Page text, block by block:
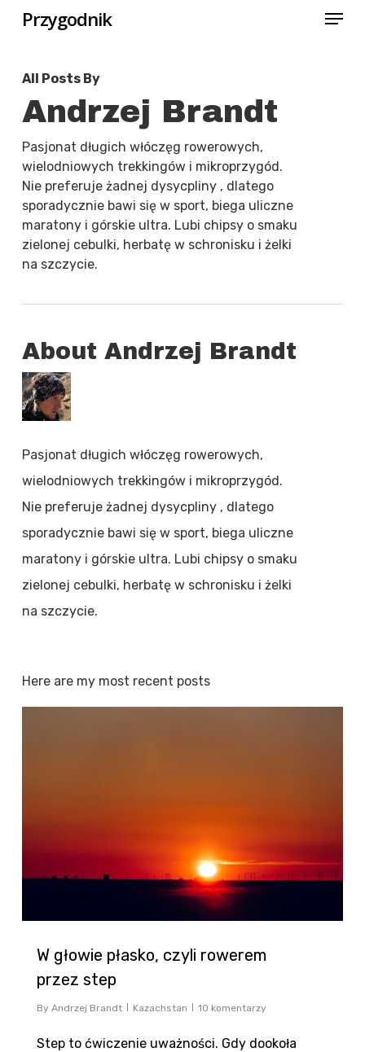
SkipPrzygodnik Menu
All Posts By
Andrzej Brandt
Pasjonat długich włóczęg rowerowych,
wielodniowych trekkingów i mikroprzygód.
Nie preferuje żadnej dysycpliny , dlatego
sporadycznie bawi się w sport, biega uliczne
maratony i górskie ultra. Lubi chipsy o smaku
zielonej cebulki, herbatę w schronisku i żelki
na szczycie.
About Andrzej Brandt
Pasjonat długich włóczęg rowerowych,
wielodniowych trekkingów i mikroprzygód.
Nie preferuje żadnej dysycpliny , dlatego
sporadycznie bawi się w sport, biega uliczne
maratony i górskie ultra. Lubi chipsy o smaku
zielonej cebulki, herbatę w schronisku i żelki
na szczycie.
Here are my most recent posts
W głowie płasko, czyli rowerem
przez step
By Andrzej Brandt Kazachstan 10 komentarzy
Step to ćwiczenie uważności. Gdy dookoła